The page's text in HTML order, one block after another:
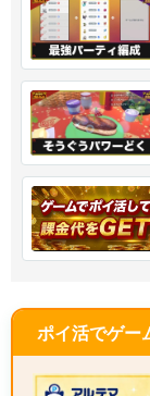
ポイ活でゲー